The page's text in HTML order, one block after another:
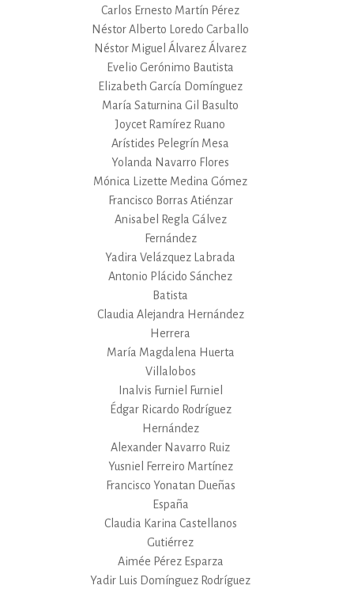
Carlos Ernesto Martín Pérez
Néstor Alberto Loredo Carballo
Néstor Miguel Álvarez Álvarez
Evelio Gerónimo Bautista
Elizabeth García Domínguez
María Saturnina Gil Basulto
Joycet Ramírez Ruano
Arístides Pelegrín Mesa
Yolanda Navarro Flores
Mónica Lizette Medina Gómez
Francisco Borras Atiénzar
Anisabel Regla Gálvez
Fernández
Yadira Velázquez Labrada
Antonio Plácido Sánchez
Batista
Claudia Alejandra Hernández
Herrera
María Magdalena Huerta
Villalobos
Inalvis Furniel Furniel
Édgar Ricardo Rodríguez
Hernández
Alexander Navarro Ruiz
Yusniel Ferreiro Martínez
Francisco Yonatan Dueñas
España
Claudia Karina Castellanos
Gutiérrez
Aimée Pérez Esparza
Yadir Luis Domínguez Rodríguez